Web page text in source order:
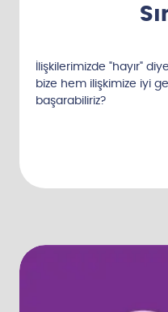
İlişkilerimizde "hayır"
bize hem ilişkimize iyi
başarabiliriz?